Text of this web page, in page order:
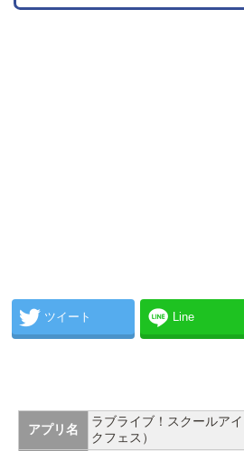
ツイート Line
アプリ名
ラブライブ！スクールア
クフェス）